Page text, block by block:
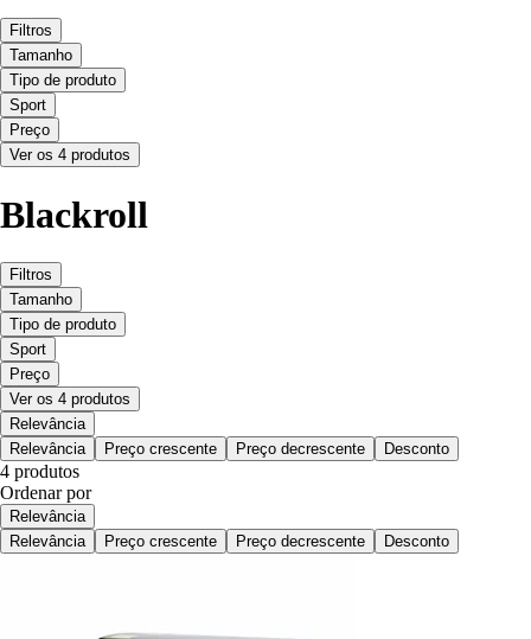
Filtros
Tamanho
Tipo de produto
Sport
Preço
Ver os 4 produtos
Blackroll
Filtros
Tamanho
Tipo de produto
Sport
Preço
Ver os 4 produtos
Relevância
Relevância
Preço crescente Preço decrescente Desconto
4 produtos
Ordenar por
Relevância
Relevância
Preço crescente Preço decrescente Desconto